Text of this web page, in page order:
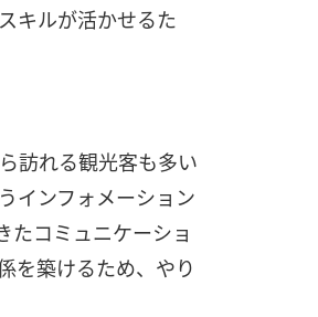
キルが活かせるた
訪れる観光客も多い
インフォメーション
たコミュニケーショ
を築けるため、やり